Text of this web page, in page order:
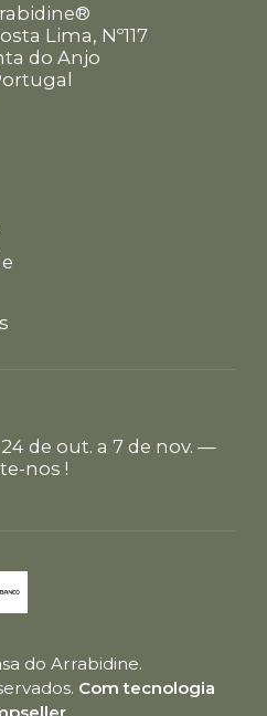
Lima, Nº117
do Anjo
de out. a 7 de nov. —
nos !
do Arrabidine.
Com tecnologia